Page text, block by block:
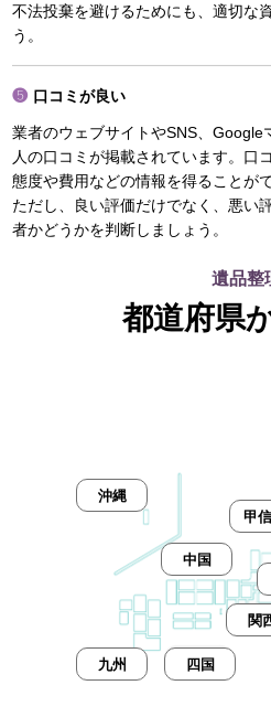
不法投棄を避けるためにも、適切な
う。
口コミが良い
業者のウェブサイトやSNS、
人の口コミが掲載されています。口
態度や費用などの情報を得ることが
ただし、良い評価だけでなく、悪い
者かどうかを判断しましょう。
遺品整
都道府県
甲
関
中国
四国
九州
沖縄